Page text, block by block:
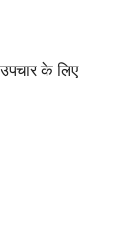
उपचार के लिए